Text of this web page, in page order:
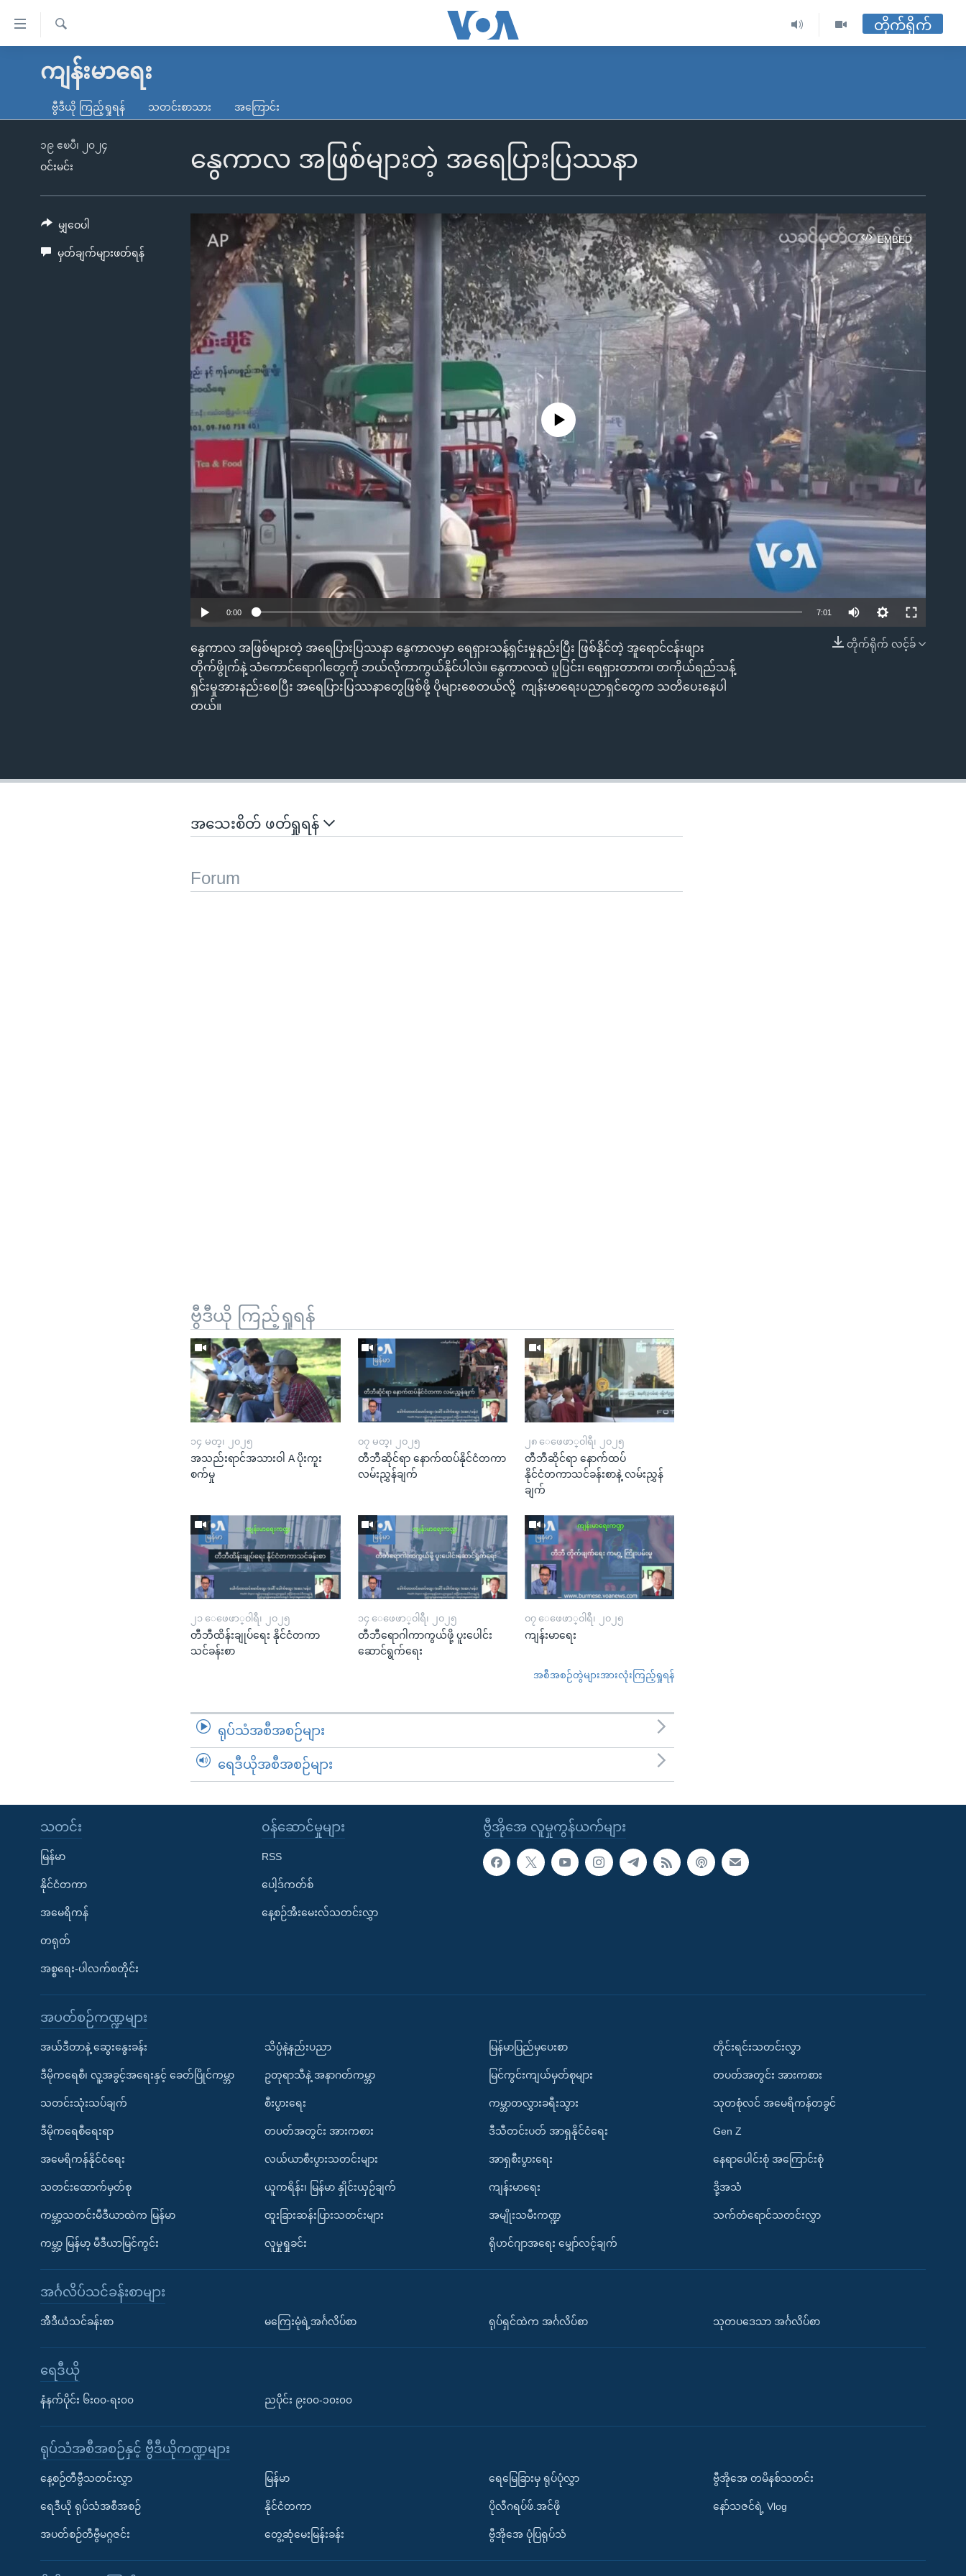
လွယ်ကူ
သည့်
မူလစာမျက်နှာ
ကမ္ဘာ့သတင်းများ
နိုင်ငံတကာ
အမေရိကန်
တရုတ်
အစ္စရေး-ပါလက်စတိုင်း
သတင်းလွတ်လပ်ခွင့်
ရပ်ဝန်းတခု လမ်းတခု အလွန်
အင်္ဂလိပ်စာလေ့လာမယ်
အမေရိကန်သုံးအီဒီယံ
အပတ်စဉ်ကဏ္ဍများ
ရ
တိုက်ရိုက်
ကျန်းမာရေး
ဗွီဒီယို ကြည့်ရှုရန် သတင်းစာသား အကြောင်း
နွေကာလ အဖြစ်များတဲ့ အရေပြားပြဿနာ
၁၉ ဧၿပီ၊ ၂၀၂၄
ဝင်းမင်း
EMBED
EMBED
No media source currently available
0:00 7:01
တိုက်ရိုက် လင့်ခ်
နွေကာလ အဖြစ်များတဲ့ အရေပြားပြဿနာ နွေကာလမှာ ရေရှားသန့်ရှင်းမှုနည်းပြီး ဖြစ်နိုင်တဲ့ အူ‌ရောင်ငန်းဖျား
တိုက်ဖွိုက်နဲ့ သံကောင်ရောဂါတွေကို ဘယ်လိုကာကွယ်နိုင်ပါလဲ။ နွေကာလထဲ ပူပြင်း၊ ရေရှားတာက၊ တကိုယ်ရည်သန့်
ရှင်းမှုအားနည်းစေပြီး အရေပြားပြဿနာတွေဖြစ်ဖို့ ပိုများစေတယ်လို့ ကျန်းမာရေးပညာရှင်တွေက သတိပေးနေပါ
တယ်။
မျှဝေပါ
မှတ်ချက်များဖတ်ရန်
အသေးစိတ် ဖတ်ရှုရန်
Forum
ဗွီဒီယို ကြည့်ရှုရန်
၁၄ မတ္၊ ၂၀၂၅
အသည်းရာင်အသားဝါ A ပိုးကူး
စက်မှု
၀၇ မတ္၊ ၂၀၂၅
တီဘီဆိုင်ရာ နောက်ထပ်နိုင်ငံတကာ
လမ်းညွှန်ချက်
၂၈ ေဖေဖာ္၀ါရီ၊ ၂၀၂၅
တီဘီဆိုင်ရာ နောက်ထပ်
နိုင်ငံတကာသင်ခန်းစာနဲ့ လမ်းညွှန်
ချက်
၂၁ ေဖေဖာ္၀ါရီ၊ ၂၀၂၅
တီဘီထိန်းချုပ်ရေး နိုင်ငံတကာ
သင်ခန်းစာ
၁၄ ေဖေဖာ္၀ါရီ၊ ၂၀၂၅
တီဘီရောဂါကာကွယ်ဖို့ ပူးပေါင်း
ဆောင်ရွက်ရေး
၀၇ ေဖေဖာ္၀ါရီ၊ ၂၀၂၅
ကျန်းမာရေး
အစီအစဉ်တွဲများအားလုံးကြည့်ရှုရန်
ရုပ်သံအစီအစဉ်များ
ရေဒီယိုအစီအစဉ်များ
ဗွီအိုအေ လူမှုကွန်ယက်များ
သတင်း
မြန်မာ
နိုင်ငံတကာ
အမေရိကန်
တရုတ်
အစ္စရေး-ပါလက်စတိုင်း
၀န်ဆောင်မှုများ
RSS
ပေါ့ဒ်ကတ်စ်
နေ့စဉ်အီးမေးလ်သတင်းလွှာ
အပတ်စဉ်ကဏ္ဍများ
အယ်ဒီတာနဲ့ ဆွေးနွေးခန်း
ဒီမိုကရေစီ၊ လူ့အခွင့်အရေးနှင့် ခေတ်ပြိုင်ကမ္ဘာ
သတင်းသုံးသပ်ချက်
ဒီမိုကရေစီရေးရာ
အမေရိကန်နိုင်ငံရေး
သတင်းထောက်မှတ်စု
ကမ္ဘာ့သတင်းမီဒီယာထဲက မြန်မာ
ကမ္ဘာ့ မြန်မာ့ မီဒီယာမြင်ကွင်း
သိပ္ပံနဲ့နည်းပညာ
ဥတုရာသီနဲ့ အနာဂတ်ကမ္ဘာ
စီးပွားရေး
တပတ်အတွင်း အားကစား
လယ်ယာစီးပွားသတင်းများ
ယူကရိန်း၊ မြန်မာ နှိုင်းယှဉ်ချက်
ထူးခြားဆန်းပြားသတင်းများ
လူမှုရှုခင်း
မြန်မာပြည်မှပေးစာ
မြင်ကွင်းကျယ်မှတ်စုများ
ကမ္ဘာတလွှားခရီးသွား
ဒီသီတင်းပတ် အာရှနိုင်ငံရေး
အာရှစီးပွားရေး
ကျန်းမာရေး
အမျိုးသမီးကဏ္ဍ
ရိုဟင်ဂျာအရေး မျှော်လင့်ချက်
တိုင်းရင်းသတင်းလွှာ
တပတ်အတွင်း အားကစား
သုတစုံလင် အမေရိကန်တခွင်
Gen Z
နေရာပေါင်းစုံ အကြောင်းစုံ
ဒို့အသံ
သက်တံရောင်သတင်းလွှာ
အင်္ဂလိပ်သင်ခန်းစာများ
အီဒီယံသင်ခန်းစာ မကြေးမုံရဲ့အင်္ဂလိပ်စာ ရုပ်ရှင်ထဲက အင်္ဂလိပ်စာ သုတပဒေသာ အင်္ဂလိပ်စာ
ရေဒီယို
နံနက်ပိုင်း ၆း၀၀-ရး၀၀ ညပိုင်း ၉း၀၀-၁၀း၀၀
ရုပ်သံအစီအစဉ်နှင့် ဗွီဒီယိုကဏ္ဍများ
နေ့စဉ်တီဗွီသတင်းလွှာ
ရေဒီယို ရုပ်သံအစီအစဉ်
အပတ်စဉ်တီဗွီမဂ္ဂဇင်း
မြန်မာ
နိုင်ငံတကာ
တွေ့ဆုံမေးမြန်းခန်း
ရေမြေခြားမှ ရုပ်ပုံလွှာ
ပိုလီဂရပ်ဖ်.အင်ဖို
ဗွီအိုအေ ပုံပြရုပ်သံ
ဗွီအိုအေ တမိနစ်သတင်း
နော်သဇင်ရဲ့ Vlog